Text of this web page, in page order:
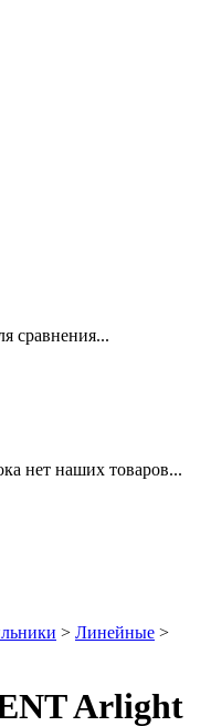
сравнения...
нет наших товаров...
> Линейные >
Arlight